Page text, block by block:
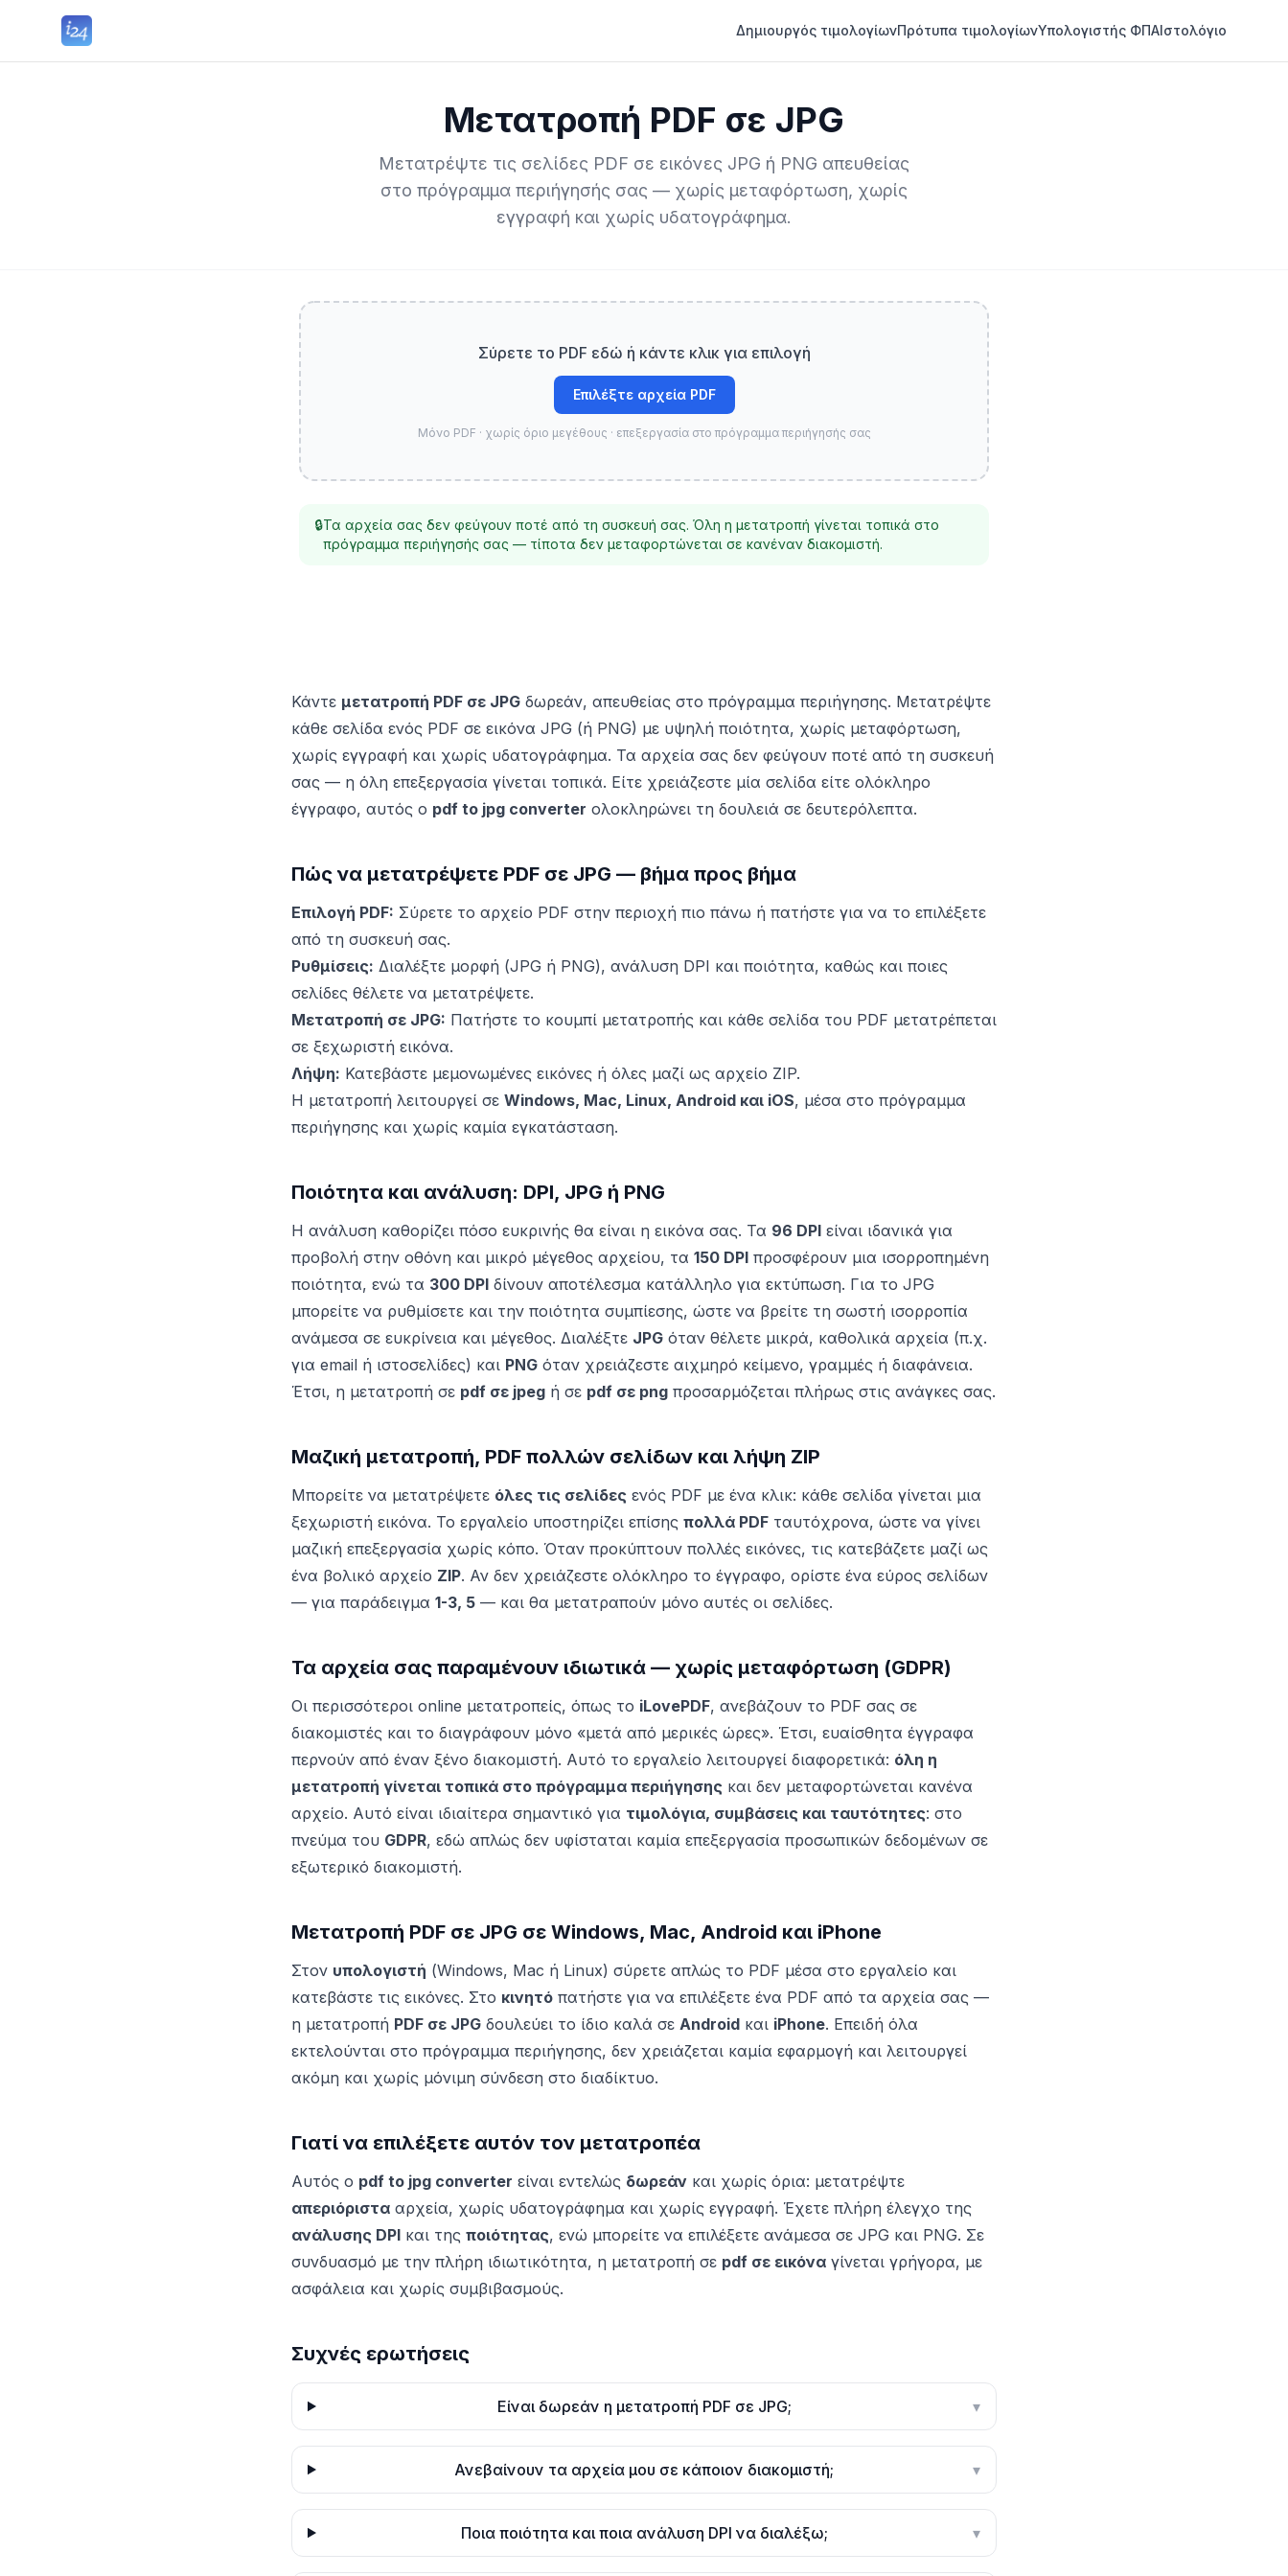
Δημιουργός τιμολογίωνΠρότυπα τιμολογίωνΥπολογιστής ΦΠΑΙστολόγιο
Μετατροπή PDF σε JPG
Μετατρέψτε τις σελίδες PDF σε εικόνες JPG ή PNG απευθείας
στο πρόγραμμα περιήγησής σας — χωρίς μεταφόρτωση, χωρίς
εγγραφή και χωρίς υδατογράφημα.
Σύρετε το PDF εδώ ή κάντε κλικ για επιλογή
Επιλέξτε αρχεία PDF
Μόνο PDF · χωρίς όριο μεγέθους · επεξεργασία στο πρόγραμμα περιήγησής σας
🔒Τα αρχεία σας δεν φεύγουν ποτέ από τη συσκευή σας. Όλη η μετατροπή γίνεται τοπικά στο
πρόγραμμα περιήγησής σας — τίποτα δεν μεταφορτώνεται σε κανέναν διακομιστή.
Κάντε μετατροπή PDF σε JPG δωρεάν, απευθείας στο πρόγραμμα περιήγησης. Μετατρέψτε
κάθε σελίδα ενός PDF σε εικόνα JPG (ή PNG) με υψηλή ποιότητα, χωρίς μεταφόρτωση,
χωρίς εγγραφή και χωρίς υδατογράφημα. Τα αρχεία σας δεν φεύγουν ποτέ από τη συσκευή
σας — η όλη επεξεργασία γίνεται τοπικά. Είτε χρειάζεστε μία σελίδα είτε ολόκληρο
έγγραφο, αυτός ο pdf to jpg converter ολοκληρώνει τη δουλειά σε δευτερόλεπτα.
Πώς να μετατρέψετε PDF σε JPG — βήμα προς βήμα
Επιλογή PDF: Σύρετε το αρχείο PDF στην περιοχή πιο πάνω ή πατήστε για να το επιλέξετε
από τη συσκευή σας.
Ρυθμίσεις: Διαλέξτε μορφή (JPG ή PNG), ανάλυση DPI και ποιότητα, καθώς και ποιες
σελίδες θέλετε να μετατρέψετε.
Μετατροπή σε JPG: Πατήστε το κουμπί μετατροπής και κάθε σελίδα του PDF μετατρέπεται
σε ξεχωριστή εικόνα.
Λήψη: Κατεβάστε μεμονωμένες εικόνες ή όλες μαζί ως αρχείο ZIP.
Η μετατροπή λειτουργεί σε Windows, Mac, Linux, Android και iOS, μέσα στο πρόγραμμα
περιήγησης και χωρίς καμία εγκατάσταση.
Ποιότητα και ανάλυση: DPI, JPG ή PNG
Η ανάλυση καθορίζει πόσο ευκρινής θα είναι η εικόνα σας. Τα 96 DPI είναι ιδανικά για
προβολή στην οθόνη και μικρό μέγεθος αρχείου, τα 150 DPI προσφέρουν μια ισορροπημένη
ποιότητα, ενώ τα 300 DPI δίνουν αποτέλεσμα κατάλληλο για εκτύπωση. Για το JPG
μπορείτε να ρυθμίσετε και την ποιότητα συμπίεσης, ώστε να βρείτε τη σωστή ισορροπία
ανάμεσα σε ευκρίνεια και μέγεθος. Διαλέξτε JPG όταν θέλετε μικρά, καθολικά αρχεία (π.χ.
για email ή ιστοσελίδες) και PNG όταν χρειάζεστε αιχμηρό κείμενο, γραμμές ή διαφάνεια.
Έτσι, η μετατροπή σε pdf σε jpeg ή σε pdf σε png προσαρμόζεται πλήρως στις ανάγκες σας.
Μαζική μετατροπή, PDF πολλών σελίδων και λήψη ZIP
Μπορείτε να μετατρέψετε όλες τις σελίδες ενός PDF με ένα κλικ: κάθε σελίδα γίνεται μια
ξεχωριστή εικόνα. Το εργαλείο υποστηρίζει επίσης πολλά PDF ταυτόχρονα, ώστε να γίνει
μαζική επεξεργασία χωρίς κόπο. Όταν προκύπτουν πολλές εικόνες, τις κατεβάζετε μαζί ως
ένα βολικό αρχείο ZIP. Αν δεν χρειάζεστε ολόκληρο το έγγραφο, ορίστε ένα εύρος σελίδων
— για παράδειγμα 1-3, 5 — και θα μετατραπούν μόνο αυτές οι σελίδες.
Τα αρχεία σας παραμένουν ιδιωτικά — χωρίς μεταφόρτωση (GDPR)
Οι περισσότεροι online μετατροπείς, όπως το iLovePDF, ανεβάζουν το PDF σας σε
διακομιστές και το διαγράφουν μόνο «μετά από μερικές ώρες». Έτσι, ευαίσθητα έγγραφα
περνούν από έναν ξένο διακομιστή. Αυτό το εργαλείο λειτουργεί διαφορετικά: όλη η
μετατροπή γίνεται τοπικά στο πρόγραμμα περιήγησης και δεν μεταφορτώνεται κανένα
αρχείο. Αυτό είναι ιδιαίτερα σημαντικό για τιμολόγια, συμβάσεις και ταυτότητες: στο
πνεύμα του GDPR, εδώ απλώς δεν υφίσταται καμία επεξεργασία προσωπικών δεδομένων σε
εξωτερικό διακομιστή.
Μετατροπή PDF σε JPG σε Windows, Mac, Android και iPhone
Στον υπολογιστή (Windows, Mac ή Linux) σύρετε απλώς το PDF μέσα στο εργαλείο και
κατεβάστε τις εικόνες. Στο κινητό πατήστε για να επιλέξετε ένα PDF από τα αρχεία σας —
η μετατροπή PDF σε JPG δουλεύει το ίδιο καλά σε Android και iPhone. Επειδή όλα
εκτελούνται στο πρόγραμμα περιήγησης, δεν χρειάζεται καμία εφαρμογή και λειτουργεί
ακόμη και χωρίς μόνιμη σύνδεση στο διαδίκτυο.
Γιατί να επιλέξετε αυτόν τον μετατροπέα
Αυτός ο pdf to jpg converter είναι εντελώς δωρεάν και χωρίς όρια: μετατρέψτε
απεριόριστα αρχεία, χωρίς υδατογράφημα και χωρίς εγγραφή. Έχετε πλήρη έλεγχο της
ανάλυσης DPI και της ποιότητας, ενώ μπορείτε να επιλέξετε ανάμεσα σε JPG και PNG. Σε
συνδυασμό με την πλήρη ιδιωτικότητα, η μετατροπή σε pdf σε εικόνα γίνεται γρήγορα, με
ασφάλεια και χωρίς συμβιβασμούς.
Συχνές ερωτήσεις
Είναι δωρεάν η μετατροπή PDF σε JPG; ▾
Ανεβαίνουν τα αρχεία μου σε κάποιον διακομιστή; ▾
Ποια ποιότητα και ποια ανάλυση DPI να διαλέξω; ▾